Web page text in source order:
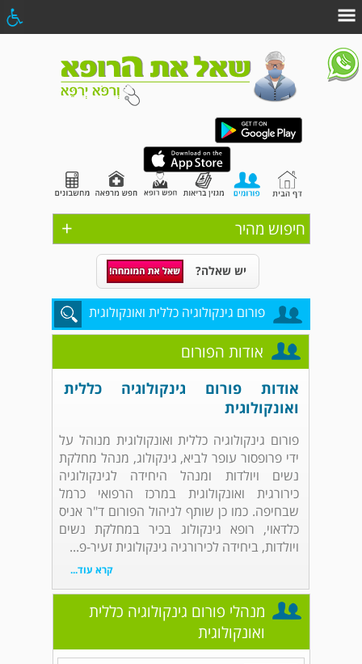
+ חיפוש מהיר
יש שאלה?
פורום גינקולוגיה כללית ואונקולוגית
אודות הפורום
אודות פורום גינקולוגיה כללית
ואונקולוגית
פורום גינקולוגיה כללית ואונקולוגית מנוהל על
ידי פרופסור עופר לביא, גינקולוג, מנהל מחלקת
נשים ויולדות ומנהל היחידה לגינקולוגיה
כירורגית ואונקולוגית במרכז הרפואי כרמל
שבחיפה. כמו כן שותף לניהול הפורום ד"ר אניס
כלדאוי, רופא גינקולוג בכיר במחלקת נשים
ויולדות, ביחידה לכירורגיה גינקולוגית זעיר-פ...
קרא עוד...
מנהלי פורום גינקולוגיה כללית
ואונקולוגית